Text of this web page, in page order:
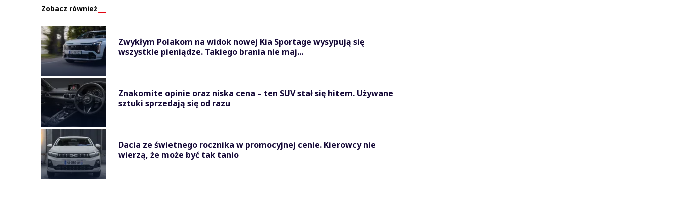
Zobacz również
Zwykłym Polakom na widok nowej Kia Sportage wysypują się
wszystkie pieniądze. Takiego brania nie maj...
Znakomite opinie oraz niska cena – ten SUV stał się hitem. Używane
sztuki sprzedają się od razu
Dacia ze świetnego rocznika w promocyjnej cenie. Kierowcy nie
wierzą, że może być tak tanio